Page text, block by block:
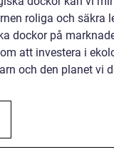
roliga och säkra
dockor på
att investera i
och den planet vi